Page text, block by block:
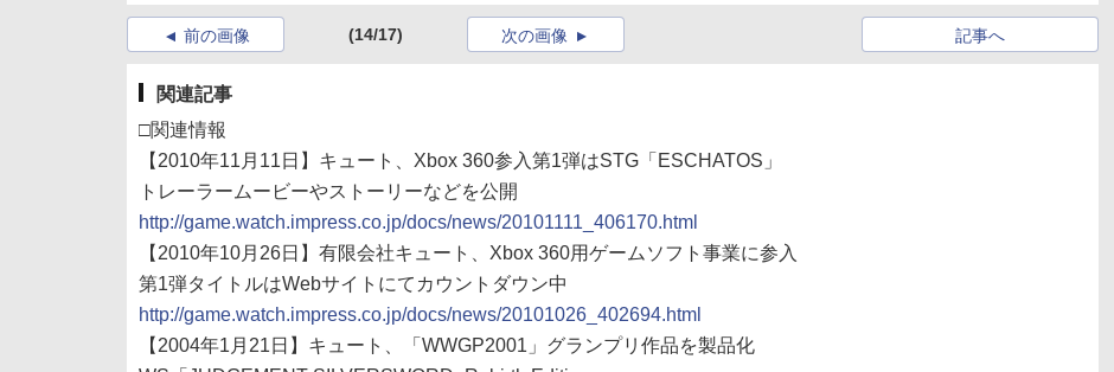
前の画像 (14/17) 記事へ
次の画像
関連記事
□関連情報
【2010年11月11日】キュート、Xbox 360参入第1弾はSTG「ESCHATOS」
トレーラームービーやストーリーなどを公開
http://game.watch.impress.co.jp/docs/news/20101111_406170.html
【2010年10月26日】有限会社キュート、Xbox 360用ゲームソフト事業に参入
第1弾タイトルはWebサイトにてカウントダウン中
http://game.watch.impress.co.jp/docs/news/20101026_402694.html
【2004年1月21日】キュート、「WWGP2001」グランプリ作品を製品化